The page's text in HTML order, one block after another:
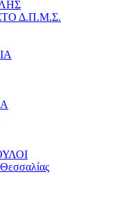
Δ.Π.Μ.Σ.